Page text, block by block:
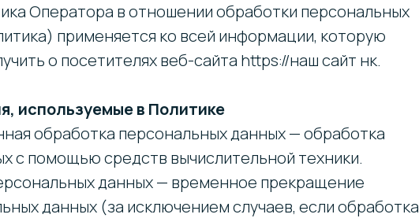
Оператора в отношении обработки персональных
применяется ко всей информации, которую
о посетителях веб-сайта https://наш сайт нк.
используемые в Политике
обработка персональных данных — обработка
с помощью средств вычислительной техники.
данных — временное прекращение
данных (за исключением случаев, если обработка